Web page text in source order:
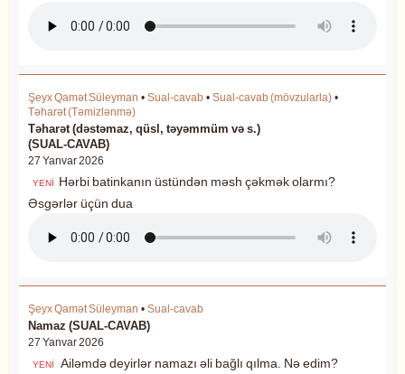
Şeyx Qamət Süleyman • Sual-cavab • Sual-cavab (mövzularla) •
Təharət (Təmizlənmə)
Təharət (dəstəmaz, qüsl, təyəmmüm və s.)
(SUAL-CAVAB)
27 Yanvar 2026
YENİ
Hərbi batinkanın üstündən məsh çəkmək olarmı?
Əsgərlər üçün dua
Şeyx Qamət Süleyman • Sual-cavab
Namaz (SUAL-CAVAB)
27 Yanvar 2026
YENİ Ailəmdə deyirlər namazı əli bağlı qılma. Nə edim?